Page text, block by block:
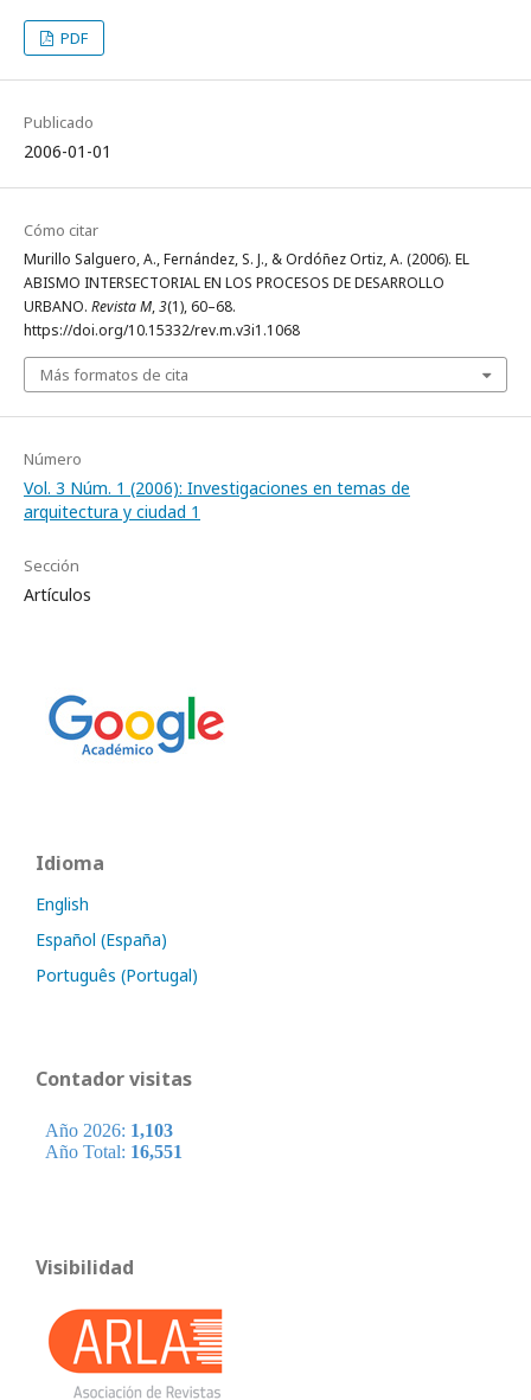
PDF
Publicado
2006-01-01
Cómo citar
Murillo Salguero, A., Fernández, S. J., & Ordóñez Ortiz, A. (2006). EL
ABISMO INTERSECTORIAL EN LOS PROCESOS DE DESARROLLO
URBANO. Revista M,3(1), 60–68.
https://doi.org/10.15332/rev.m.v3i1.1068
Más formatos de cita
Número
Vol. 3 Núm. 1 (2006): Investigaciones en temas de
arquitectura y ciudad 1
Sección
Artículos
Idioma
English
Español (España)
Português (Portugal)
Contador visitas
Visibilidad